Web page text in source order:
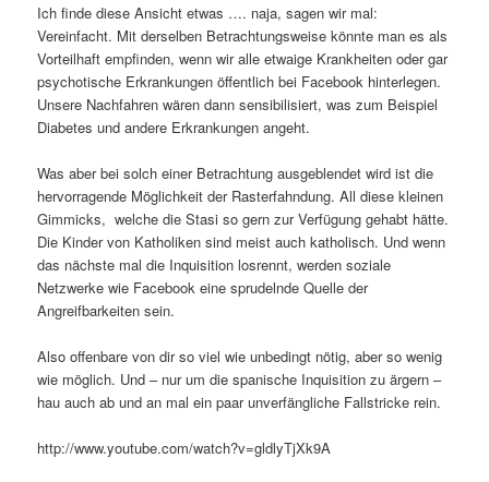
Ich finde diese Ansicht etwas …. naja, sagen wir mal:
Vereinfacht. Mit derselben Betrachtungsweise könnte man es als
Vorteilhaft empfinden, wenn wir alle etwaige Krankheiten oder gar
psychotische Erkrankungen öffentlich bei Facebook hinterlegen.
Unsere Nachfahren wären dann sensibilisiert, was zum Beispiel
Diabetes und andere Erkrankungen angeht.
Was aber bei solch einer Betrachtung ausgeblendet wird ist die
hervorragende Möglichkeit der Rasterfahndung. All diese kleinen
Gimmicks, welche die Stasi so gern zur Verfügung gehabt hätte.
Die Kinder von Katholiken sind meist auch katholisch. Und wenn
das nächste mal die Inquisition losrennt, werden soziale
Netzwerke wie Facebook eine sprudelnde Quelle der
Angreifbarkeiten sein.
Also offenbare von dir so viel wie unbedingt nötig, aber so wenig
wie möglich. Und – nur um die spanische Inquisition zu ärgern –
hau auch ab und an mal ein paar unverfängliche Fallstricke rein.
http://www.youtube.com/watch?v=gldlyTjXk9A